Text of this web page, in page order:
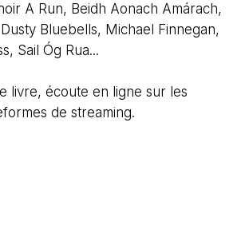
A Run, Beidh Aonach Amárach,
Bluebells, Michael Finnegan,
Sail Óg Rua...
livre, écoute en ligne sur les
de streaming.